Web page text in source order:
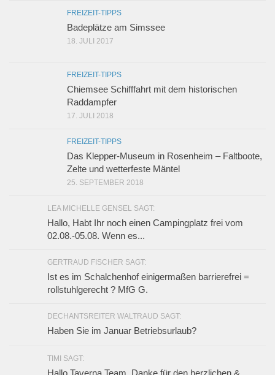
FREIZEIT-TIPPS
Badeplätze am Simssee
18. JULI 2017
FREIZEIT-TIPPS
Chiemsee Schifffahrt mit dem historischen
Raddampfer
17. JULI 2018
FREIZEIT-TIPPS
Das Klepper-Museum in Rosenheim – Faltboote,
Zelte und wetterfeste Mäntel
25. SEPTEMBER 2018
LEA MICHELLE GENSEL SAGT:
Hallo, Habt Ihr noch einen Campingplatz frei vom
02.08.-05.08. Wenn es...
GERTRAUD FISCHER SAGT:
Ist es im Schalchenhof einigermaßen barrierefrei =
rollstuhlgerecht ? MfG G.
DECHANTSREITER WALTRAUD SAGT:
Haben Sie im Januar Betriebsurlaub?
TIMI SAGT: